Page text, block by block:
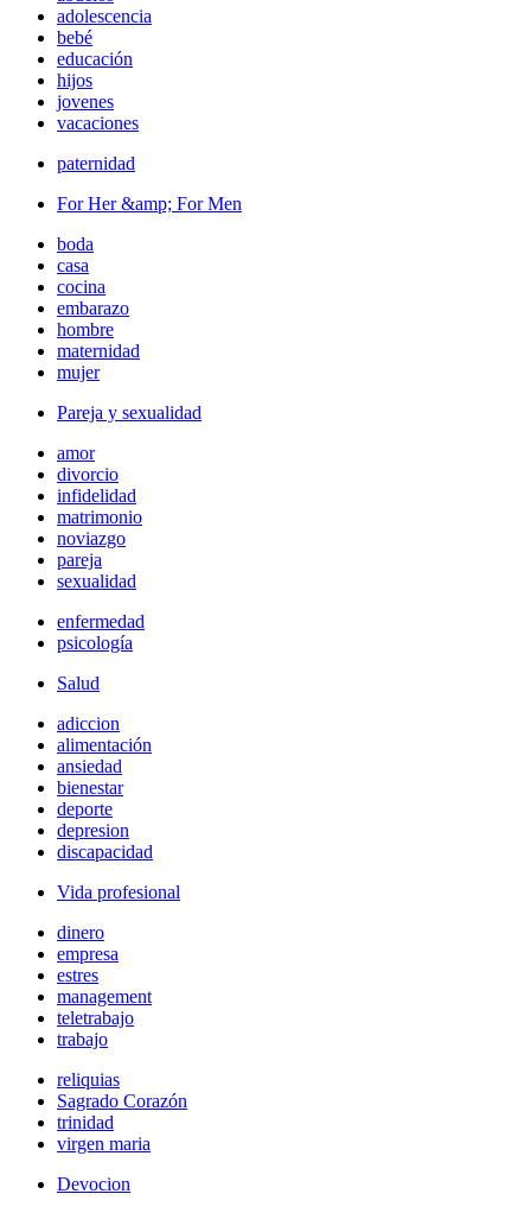
adolescencia
bebé
educación
hijos
jovenes
vacaciones
paternidad
For Her &amp; For Men
boda
casa
cocina
embarazo
hombre
maternidad
mujer
Pareja y sexualidad
amor
divorcio
infidelidad
matrimonio
noviazgo
pareja
sexualidad
enfermedad
psicología
Salud
adiccion
alimentación
ansiedad
bienestar
deporte
depresion
discapacidad
Vida profesional
dinero
empresa
estres
management
teletrabajo
trabajo
reliquias
Sagrado Corazón
trinidad
virgen maria
Devocion